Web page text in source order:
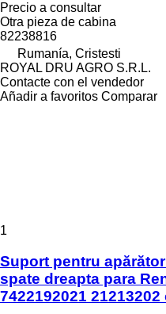
Precio a consultar
Otra pieza de cabina
82238816
Rumanía, Cristesti
ROYAL DRU AGRO S.R.L.
Contacte con el vendedor
Añadir a favoritos Comparar
1
Suport pentru
spate dreapta para
7422192021